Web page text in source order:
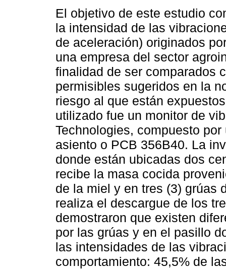
El objetivo de este estudio
la intensidad de las
de aceleración) originados
una empresa del sector
finalidad de ser comparados
permisibles sugeridos en la
riesgo al que están
utilizado fue un monitor de
Technologies, compuesto
asiento o PCB 356B40. La
donde están ubicadas dos
recibe la masa cocida
de la miel y en tres (3) grúas
realiza el descargue de los
demostraron que existen
por las grúas y en el pasillo
las intensidades de las
comportamiento: 45,5% de